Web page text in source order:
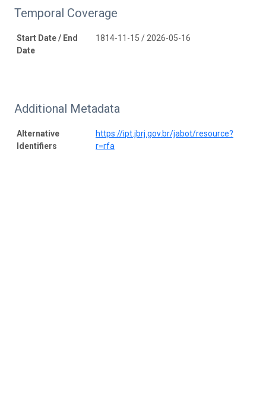
Temporal Coverage
Start Date / End
Date
1814-11-15 / 2026-05-16
Additional Metadata
Alternative
Identifiers
https://ipt.jbrj.gov.br/jabot/resource?
r=rfa